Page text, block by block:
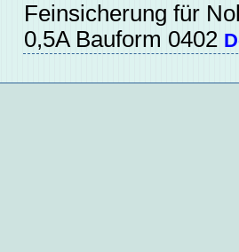
Feinsicherung für
0,5A Bauform 0402